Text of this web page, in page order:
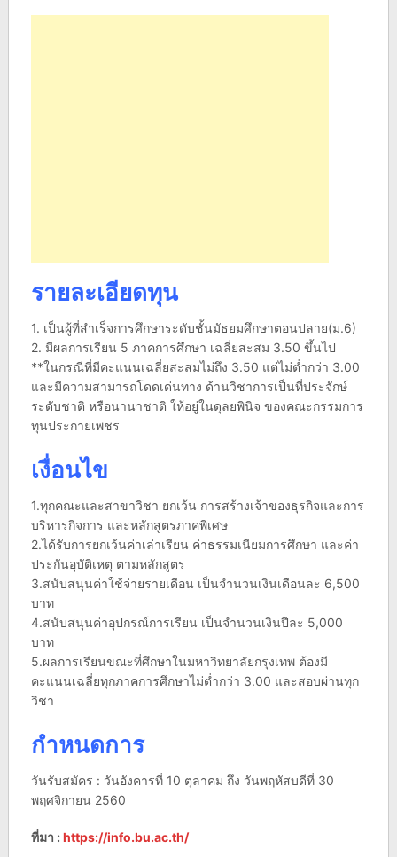
รายละเอียดทุน
1. เป็นผู้ที่สำเร็จการศึกษาระดับชั้นมัธยมศึกษาตอนปลาย(ม.6)
2. มีผลการเรียน 5 ภาคการศึกษา เฉลี่ยสะสม 3.50 ขึ้นไป
**ในกรณีที่มีคะแนนเฉลี่ยสะสมไม่ถึง 3.50 แต่ไม่ต่ำกว่า 3.00
และมีความสามารถโดดเด่นทาง ด้านวิชาการเป็นที่ประจักษ์
ระดับชาติ หรือนานาชาติ ให้อยู่ในดุลยพินิจ ของคณะกรรมการ
ทุนประกายเพชร
เงื่อนไข
1.ทุกคณะและสาขาวิชา ยกเว้น การสร้างเจ้าของธุรกิจและการ
บริหารกิจการ และหลักสูตรภาคพิเศษ
2.ได้รับการยกเว้นค่าเล่าเรียน ค่าธรรมเนียมการศึกษา และค่า
ประกันอุบัติเหตุ ตามหลักสูตร
3.สนับสนุนค่าใช้จ่ายรายเดือน เป็นจำนวนเงินเดือนละ 6,500
บาท
4.สนับสนุนค่าอุปกรณ์การเรียน เป็นจำนวนเงินปีละ 5,000
บาท
5.ผลการเรียนขณะที่ศึกษาในมหาวิทยาลัยกรุงเทพ ต้องมี
คะแนนเฉลี่ยทุกภาคการศึกษาไม่ต่ำกว่า 3.00 และสอบผ่านทุก
วิชา
กำหนดการ
วันรับสมัคร : วันอังคารที่ 10 ตุลาคม ถึง วันพฤหัสบดีที่ 30
พฤศจิกายน 2560
ที่มา :https://info.bu.ac.th/